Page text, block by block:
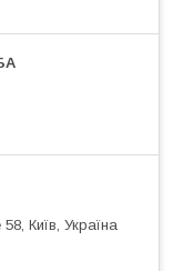
Київ, Україна